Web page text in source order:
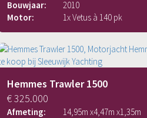
Bouwjaar:
2010
Motor:
1x Vetus à 140 pk
Hemmes Trawler 1500
€ 325.000
Afmeting: 14,95m x4,47m x1,35m